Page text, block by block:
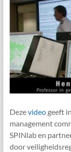
Dezevideogeeft
management
SPINlab en
door